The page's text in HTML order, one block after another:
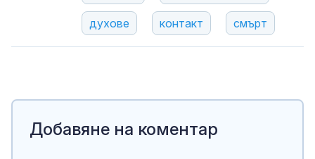
духове контакт смърт
Добавяне на коментар